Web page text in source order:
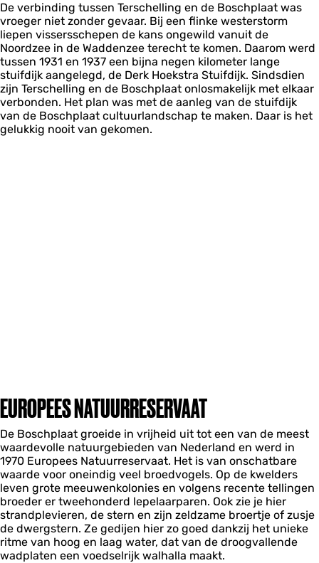
De verbinding tussen Terschelling en de Boschplaat was
vroeger niet zonder gevaar. Bij een flinke westerstorm
liepen vissersschepen de kans ongewild vanuit de
Noordzee in de Waddenzee terecht te komen. Daarom werd
tussen 1931 en 1937 een bijna negen kilometer lange
stuifdijk aangelegd, de Derk Hoekstra Stuifdijk. Sindsdien
zijn Terschelling en de Boschplaat onlosmakelijk met elkaar
verbonden. Het plan was met de aanleg van de stuifdijk
van de Boschplaat cultuurlandschap te maken. Daar is het
gelukkig nooit van gekomen.
EUROPEES NATUURRESERVAAT
De Boschplaat groeide in vrijheid uit tot een van de meest
waardevolle natuurgebieden van Nederland en werd in
1970 Europees Natuurreservaat. Het is van onschatbare
waarde voor oneindig veel broedvogels. Op de kwelders
leven grote meeuwenkolonies en volgens recente tellingen
broeder er tweehonderd lepelaarparen. Ook zie je hier
strandplevieren, de stern en zijn zeldzame broertje of zusje
de dwergstern. Ze gedijen hier zo goed dankzij het unieke
ritme van hoog en laag water, dat van de droogvallende
wadplaten een voedselrijk walhalla maakt.